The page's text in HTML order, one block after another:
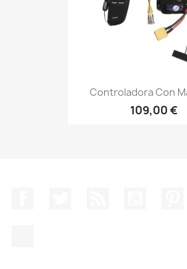
Controladora Con
109,00 €